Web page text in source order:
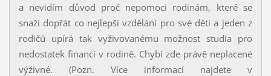
a nevidím důvod proč nepomoci rodinám, které se
snaží dopřát co nejlepší vzdělání pro své děti a jeden z
rodičů upírá tak vyživovanému možnost studia pro
nedostatek financí v rodině. Chybí zde právě neplacené
výživné. (Pozn. Více informací najdete v